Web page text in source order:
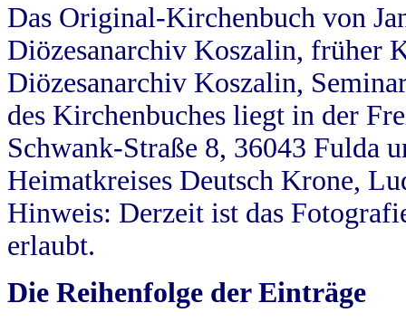
Das Original-Kirchenbuch von
Diözesanarchiv Koszalin, früher
Diözesanarchiv Koszalin,
des Kirchenbuches liegt in der
Schwank-Straße 8, 36043 Fulda
Heimatkreises Deutsch Krone,
Hinweis: Derzeit ist das
erlaubt.
Die Reihenfolge der Einträge